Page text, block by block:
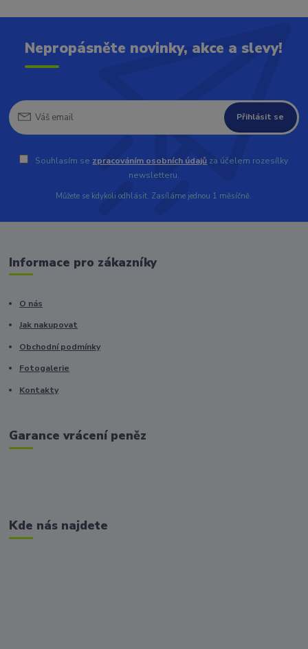
Nepropásněte novinky, akce a slevy!
Přihlásit se
Souhlasím se zpracováním osobních údajů za účelem rozesílky
newsletteru.
Můžete se kdykoli odhlásit. Zasíláme jednou 1 měsíčně.
Informace pro zákazníky
O nás
Jak nakupovat
Obchodní podmínky
Fotogalerie
Kontakty
Garance vrácení peněz
Kde nás najdete